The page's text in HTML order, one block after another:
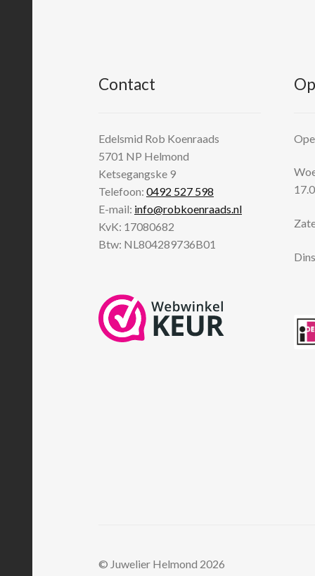
Contact
Edelsmid Rob Koenraads
5701 NP Helmond
Ketsegangske 9
Telefoon:0492 527 598
E-mail: info@robkoenraads.nl
KvK: 17080682
Btw: NL804289736B01
© Juwelier Helmond 2026